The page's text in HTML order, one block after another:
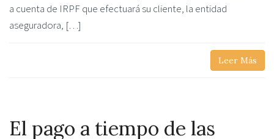
a cuenta de IRPF que efectuará su cliente, la entidad
aseguradora, […]
Leer Más
El pago a tiempo de las